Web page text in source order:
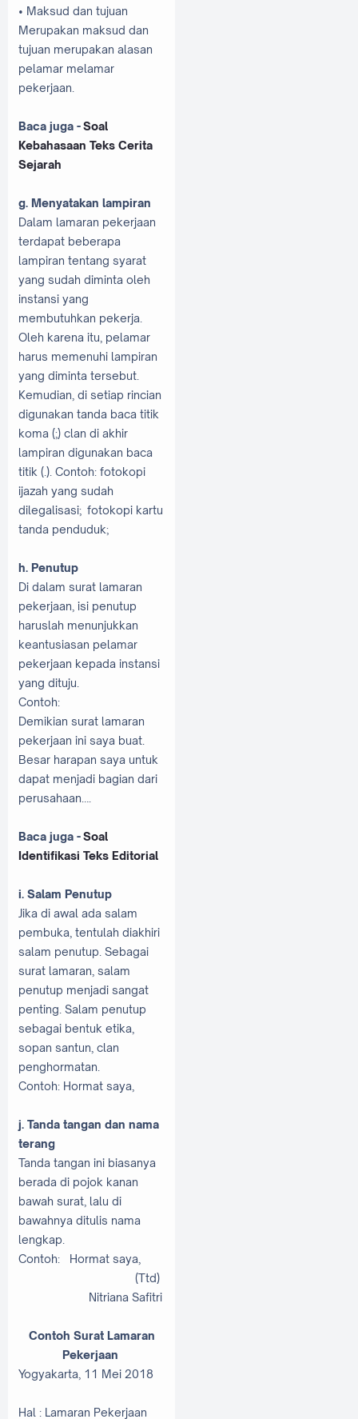
• Maksud dan tujuan
Merupakan maksud dan
tujuan merupakan alasan
pelamar melamar
pekerjaan.
Baca juga -Soal
Kebahasaan Teks Cerita
Sejarah
g. Menyatakan lampiran
Dalam lamaran pekerjaan
terdapat beberapa
lampiran tentang syarat
yang sudah diminta oleh
instansi yang
membutuhkan pekerja.
Oleh karena itu, pelamar
harus memenuhi lampiran
yang diminta tersebut.
Kemudian, di setiap rincian
digunakan tanda baca titik
koma (;) clan di akhir
lampiran digunakan baca
titik (.). Contoh: fotokopi
ijazah yang sudah
dilegalisasi; fotokopi kartu
tanda penduduk;
h. Penutup
Di dalam surat lamaran
pekerjaan, isi penutup
haruslah menunjukkan
keantusiasan pelamar
pekerjaan kepada instansi
yang dituju.
Contoh:
Demikian surat lamaran
pekerjaan ini saya buat.
Besar harapan saya untuk
dapat menjadi bagian dari
perusahaan….
Baca juga -Soal
Identifikasi Teks Editorial
i. Salam Penutup
Jika di awal ada salam
pembuka, tentulah diakhiri
salam penutup. Sebagai
surat lamaran, salam
penutup menjadi sangat
penting. Salam penutup
sebagai bentuk etika,
sopan santun, clan
penghormatan.
Contoh: Hormat saya,
j. Tanda tangan dan nama
terang
Tanda tangan ini biasanya
berada di pojok kanan
bawah surat, lalu di
bawahnya ditulis nama
lengkap.
Contoh:
Hormat saya,
(Ttd)
Nitriana Safitri
Contoh Surat Lamaran
Pekerjaan
Yogyakarta, 11 Mei 2018
Hal : Lamaran Pekerjaan